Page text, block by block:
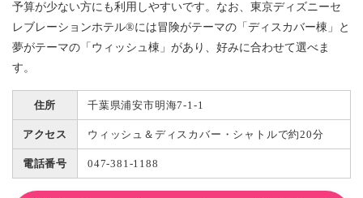
予算が少ない方にも利用しやすいです。なお、東京ディズニーセ
レブレーションホテル®には冒険がテーマの「ディスカバー棟」と
夢がテーマの「ウィッシュ棟」があり、好みに合わせて選べま
す。
住所 千葉県浦安市明海7-1-1
アクセス ウィッシュ＆ディスカバー・シャトルで約20分
電話番号 047-381-1188